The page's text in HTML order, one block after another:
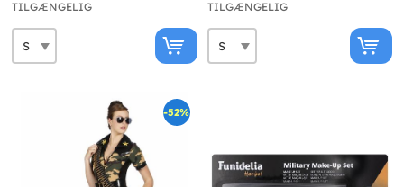
TILGÆNGELIG TILGÆNGELIG
-52%